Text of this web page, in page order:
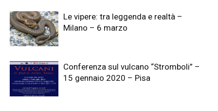
Le vipere: tra leggenda e realtà –
Milano – 6 marzo
Conferenza sul vulcano “Stromboli” –
15 gennaio 2020 – Pisa